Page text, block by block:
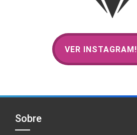
VER INSTAGRAM!
Sobre